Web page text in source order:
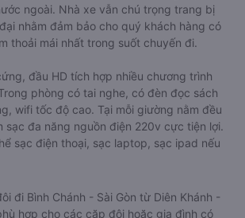
ngoài. Nhà xe vẫn chú trọng trang bị
nhằm đảm bảo cho quý khách hàng có
thoải mái nhất trong suốt chuyến đi.
đầu HD tích hợp nhiều chương trình
phòng có tai nghe, có đèn đọc sách
wifi tốc độ cao. Tại mỗi giường nằm đều
sạc đa năng nguồn điện 220v cực tiện lợi.
sạc điện thoại, sạc laptop, sạc ipad nếu
đi Bình Chánh - Sài Gòn từ Diên Khánh -
hợp cho các cặp đôi hoặc gia đình có